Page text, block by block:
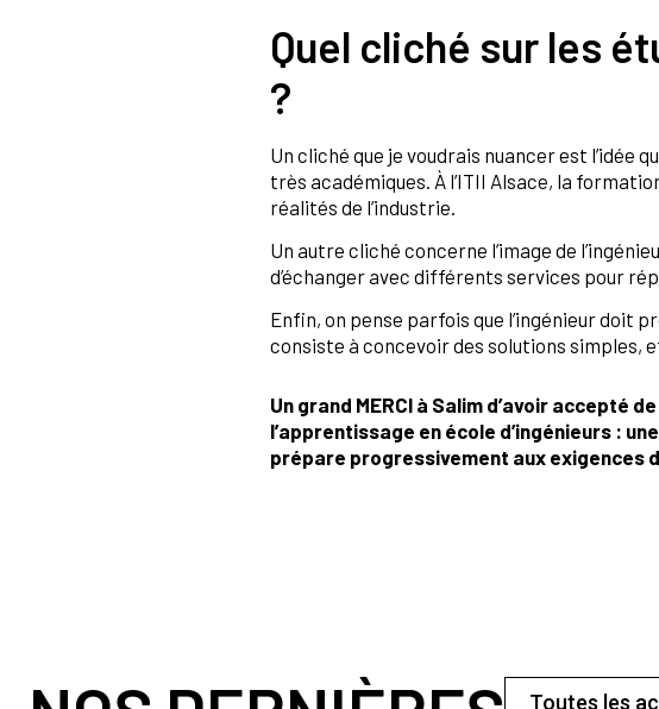
Quel cliché sur les
?
Un cliché que je voudrais nuancer est l’idée
très académiques. À l’ITII Alsace, la
réalités de l’industrie.
Un autre cliché concerne l’image de
d’échanger avec différents services pour
Enfin, on pense parfois que l’ingénieur doit
consiste à concevoir des solutions simples,
Un grand MERCI à Salim d’avoir accepté
l’apprentissage en école d’ingénieurs :
prépare progressivement aux exigences
Toutes les